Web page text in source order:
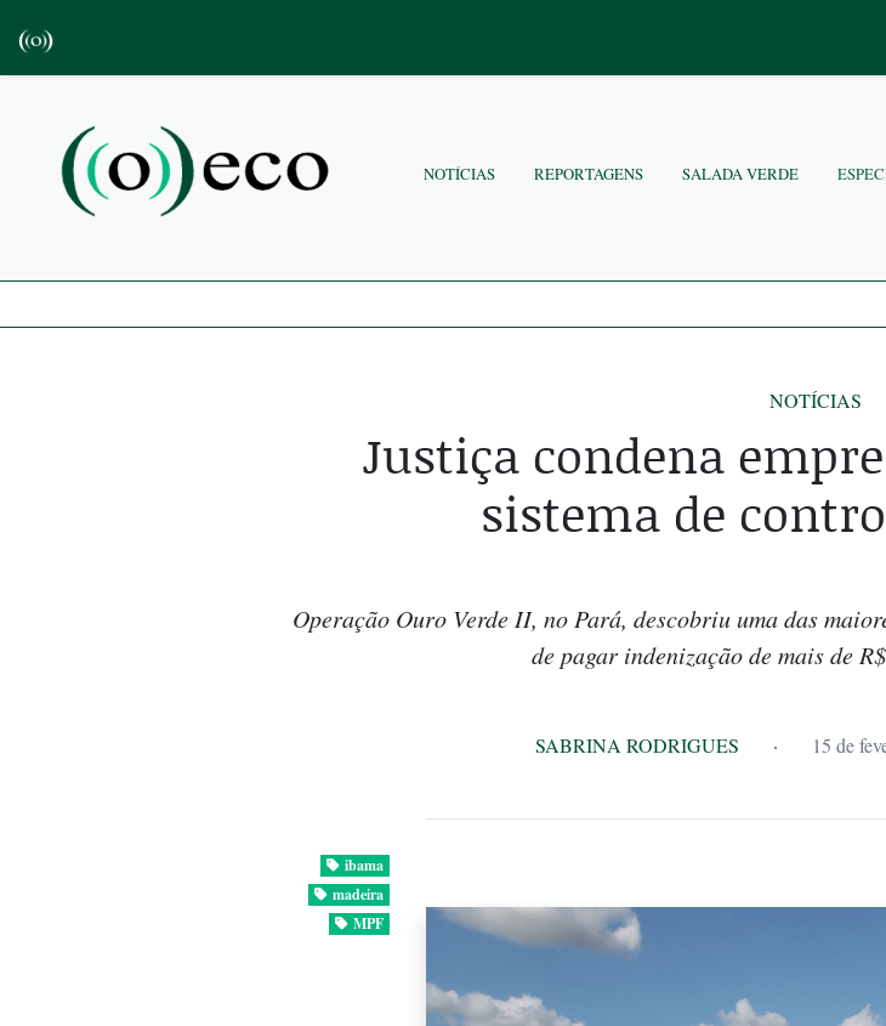
NOTÍCIAS REPORTAGENS SALADA VERDE
NOTÍCIAS
Justiça condena
sistema de
Operação Ouro Verde II, no Pará, descobriu uma das
de pagar indenização de mais de
SABRINA RODRIGUES · 15 de
ibama
madeira
MPF